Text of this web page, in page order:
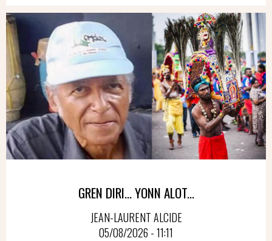
GREN DIRI… YONN ALOT...
JEAN-LAURENT ALCIDE
05/08/2026 - 11:11